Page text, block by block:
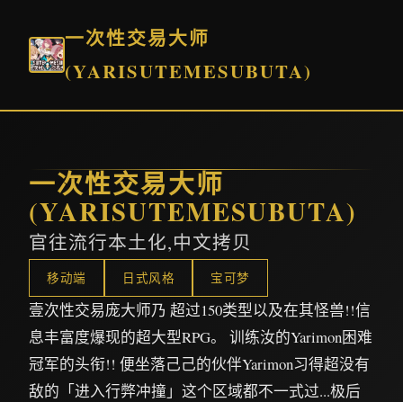
一次性交易大师
(YARISUTEMESUBUTA)
一次性交易大师
(YARISUTEMESUBUTA)
官往流行本土化,中文拷贝
移动端 日式风格 宝可梦
壹次性交易庞大师乃 超过150类型以及在其怪兽!!信
息丰富度爆现的超大型RPG。 训练汝的Yarimon困难
冠军的头衔!! 便坐落己己的伙伴Yarimon习得超没有
敌的「进入行弊冲撞」这个区域都不一式过...极后